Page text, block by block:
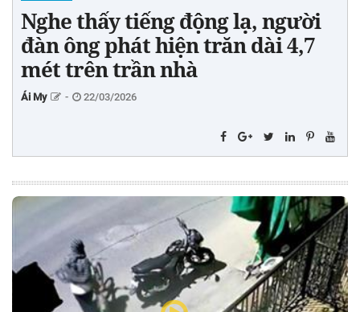
Nghe thấy tiếng động lạ, người
đàn ông phát hiện trăn dài 4,7
mét trên trần nhà
Ái My - 22/03/2026